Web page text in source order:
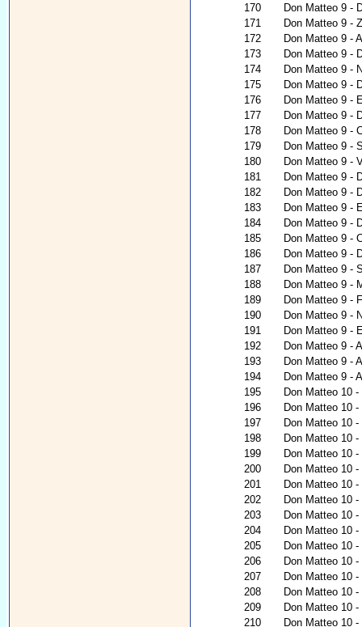
170
Don Matteo 9 -
171
Don Matteo 9 -
172
Don Matteo 9 -
173
Don Matteo 9 -
174
Don Matteo 9 -
175
Don Matteo 9 -
176
Don Matteo 9 -
177
Don Matteo 9 -
178
Don Matteo 9 -
179
Don Matteo 9 -
180
Don Matteo 9 -
181
Don Matteo 9 -
182
Don Matteo 9 -
183
Don Matteo 9 -
184
Don Matteo 9 -
185
Don Matteo 9 -
186
Don Matteo 9 -
187
Don Matteo 9 -
188
Don Matteo 9 -
189
Don Matteo 9 -
190
Don Matteo 9 -
191
Don Matteo 9 -
192
Don Matteo 9 -
193
Don Matteo 9 -
194
Don Matteo 9 -
195
Don Matteo 10 -
196
Don Matteo 10
197
Don Matteo 10
198
Don Matteo 10
199
Don Matteo 10
200
Don Matteo 10
201
Don Matteo 10
202
Don Matteo 10
203
Don Matteo 10
204
Don Matteo 10
205
Don Matteo 10
206
Don Matteo 10
207
Don Matteo 10
208
Don Matteo 10
209
Don Matteo 10
210
Don Matteo 10